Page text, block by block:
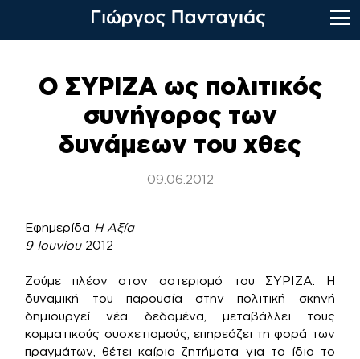
contentΟ ΣΥΡΙΖΑ ως πολιτικός
συνήγορος των
δυνάμεων του χθες
09.06.2012
Εφημερίδα Η Αξία
9 Ιουνίου 2012
Ζούμε πλέον στον αστερισμό του ΣΥΡΙΖΑ. Η
δυναμική του παρουσία στην πολιτική σκηνή
δημιουργεί νέα δεδομένα, μεταβάλλει τους
κομματικούς συσχετισμούς, επηρεάζει τη φορά των
πραγμάτων, θέτει καίρια ζητήματα για το ίδιο το